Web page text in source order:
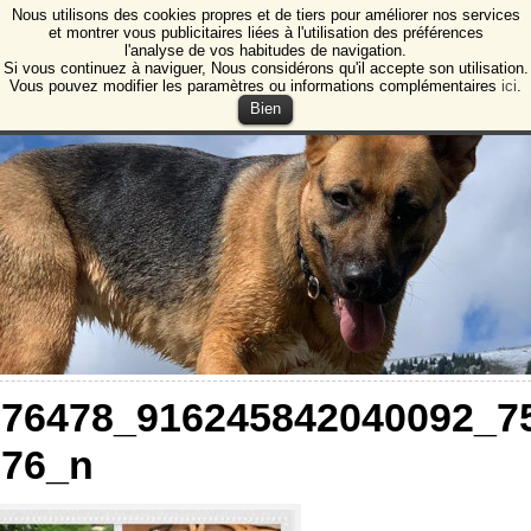
Animales de Burgos
des animaux et des plantes de Burgos
Nous utilisons des cookies propres et de tiers pour améliorer nos services
et montrer vous publicitaires liées à l'utilisation des préférences
l'analyse de vos habitudes de navigation.
Si vous continuez à naviguer, Nous considérons qu'il accepte son utilisation.
Vous pouvez modifier les paramètres ou informations complémentaires ici.
Bien